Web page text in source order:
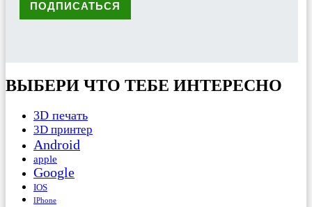
ВЫБЕРИ ЧТО ТЕБЕ ИНТЕРЕСНО
3D печать
3D принтер
Android
apple
Google
IOS
IPhone